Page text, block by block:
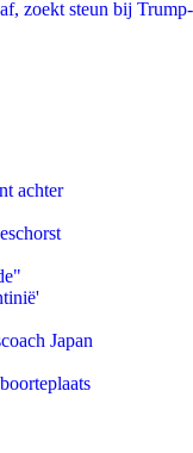
zoekt steun bij Trump-
achter
Japan